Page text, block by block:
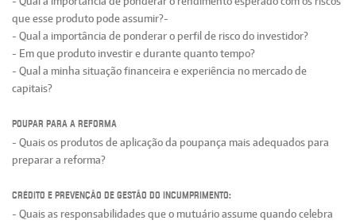
que esse produto pode assumir?-
- Qual a importância de ponderar o perfil de risco do investidor?
- Em que produto investir e durante quanto tempo?
- Qual a minha situação financeira e experiência no mercado de
capitais?
Poupar para a reforma
- Quais os produtos de aplicação da poupança mais adequados para
preparar a reforma?
Crédito e prevenção de gestão do incumprimento:
- Quais as responsabilidades que o mutuário assume quando celebra